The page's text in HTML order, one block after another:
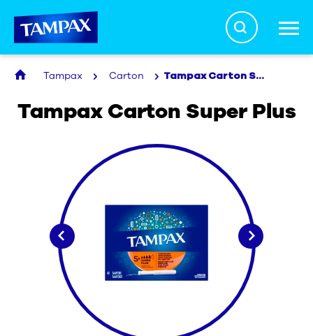
Search
Santé menstruelle
Produits
À propos
Tampax Carton Tampax Carton Super Plus
Tampax Carton Super Plus